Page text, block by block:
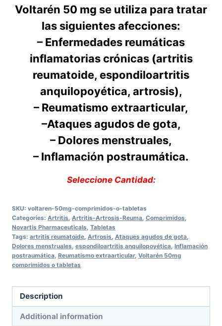
Voltarén 50 mg se utiliza para tratar
las siguientes afecciones:
– Enfermedades reumáticas
inflamatorias crónicas (artritis
reumatoide, espondiloartritis
anquilopoyética, artrosis),
– Reumatismo extraarticular,
–Ataques agudos de gota,
– Dolores menstruales,
– Inflamación postraumática.
Seleccione Cantidad:
SKU: voltaren-50mg-comprimidos-o-tabletas
Categories: Artritis Artritis-Artrosis-Reuma Comprimidos
Novartis Pharmaceuticals Tabletas
Tags: artritis reumatoide Artrosis Ataques agudos de gota
Dolores menstruales espondiloartritis anquilopoyética Inflamación
postraumática Reumatismo extraarticular, Voltarén 50mg
comprimidos o tabletas
Description
Additional information